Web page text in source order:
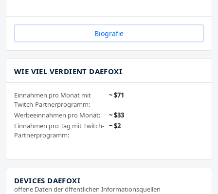
Biografie
WIE VIEL VERDIENT DAEFOXI
Einnahmen pro Monat mit
Twitch-Partnerprogramm:
~ $71
Werbeeinnahmen pro Monat:
~ $33
Einnahmen pro Tag mit Twitch-
Partnerprogramm:
~ $2
DEVICES DAEFOXI
offene Daten der öffentlichen Informationsquellen